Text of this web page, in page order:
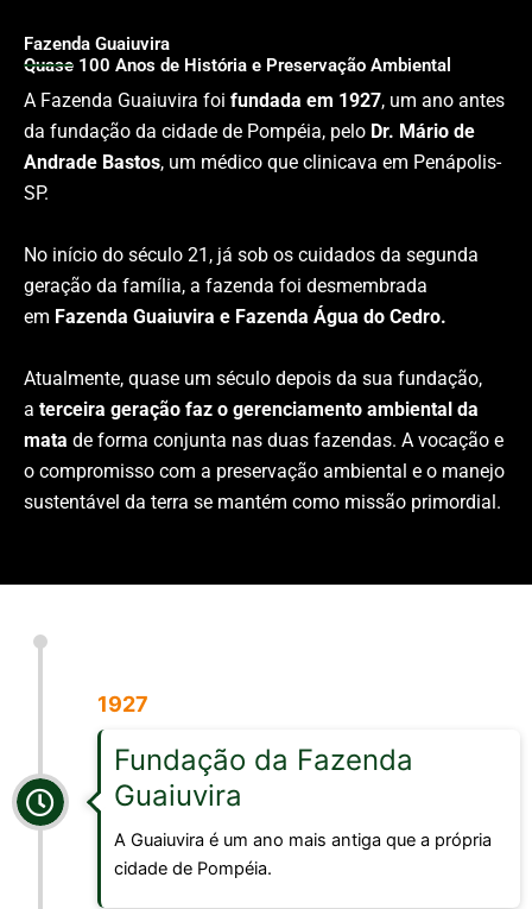
Fazenda Guaiuvira
Quase 100 Anos de História e Preservação Ambiental
A Fazenda Guaiuvira foi fundada em 1927, um ano antes
da fundação da cidade de Pompéia, pelo Dr. Mário de
Andrade Bastos, um médico que clinicava em Penápolis-
SP.
No início do século 21, já sob os cuidados da segunda
geração da família, a fazenda foi desmembrada
em Fazenda Guaiuvira e Fazenda Água do Cedro.
Atualmente, quase um século depois da sua fundação,
a terceira geração faz o gerenciamento ambiental da
mata de forma conjunta nas duas fazendas. A vocação e
o compromisso com a preservação ambiental e o manejo
sustentável da terra se mantém como missão primordial.
1927
Fundação da Fazenda
Guaiuvira
A Guaiuvira é um ano mais antiga que a própria
cidade de Pompéia.